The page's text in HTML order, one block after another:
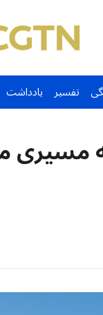
تفسیر یادداشت